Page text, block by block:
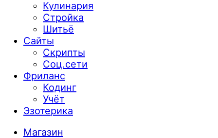
Кулинария
Стройка
Шитьё
Сайты
Скрипты
Соц.сети
Фриланс
Кодинг
Учёт
Эзотерика
Магазин